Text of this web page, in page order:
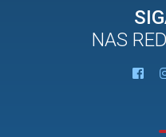
NAS